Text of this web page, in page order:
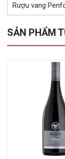
Rượu vang
SẢN PHẨM